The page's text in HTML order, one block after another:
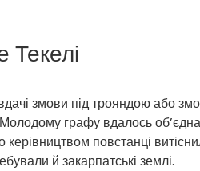
Текелі
змови під трояндою або
графу вдалось
повстанці
й закарпатські землі.